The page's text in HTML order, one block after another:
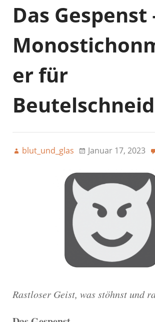
Das Gespenst
er für
blut_und_glas Januar 17, 2023
Rastloser Geist, was stöhnst und